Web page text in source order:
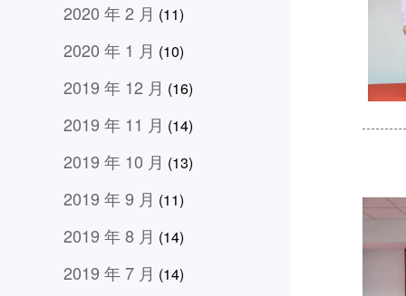
2020 年 2 月 (11)
2020 年 1 月 (10)
2019 年 12 月 (16)
2019 年 11 月 (14)
2019 年 10 月 (13)
2019 年 9 月 (11)
2019 年 8 月 (14)
2019 年 7 月 (14)